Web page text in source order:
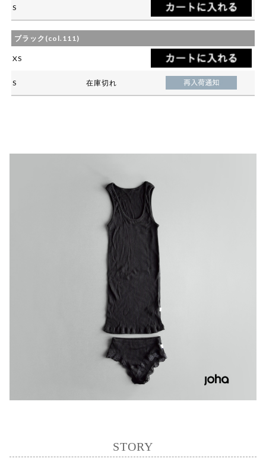
S
ブラック(col.111)
XS
S 在庫切れ
STORY